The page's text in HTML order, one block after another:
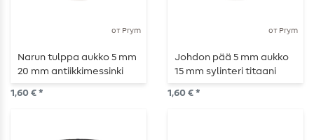
от Prym
Narun tulppa aukko 5 mm
20 mm antiikkimessinki
mattainen
1,60 € *
от Prym
Johdon pää 5 mm aukko
15 mm sylinteri titaani
1,60 € *